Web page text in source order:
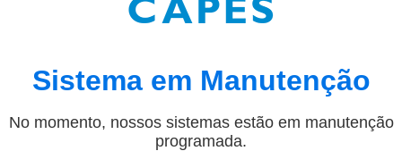
Sistema em Manutenção
No momento, nossos sistemas estão em manutenção
programada.